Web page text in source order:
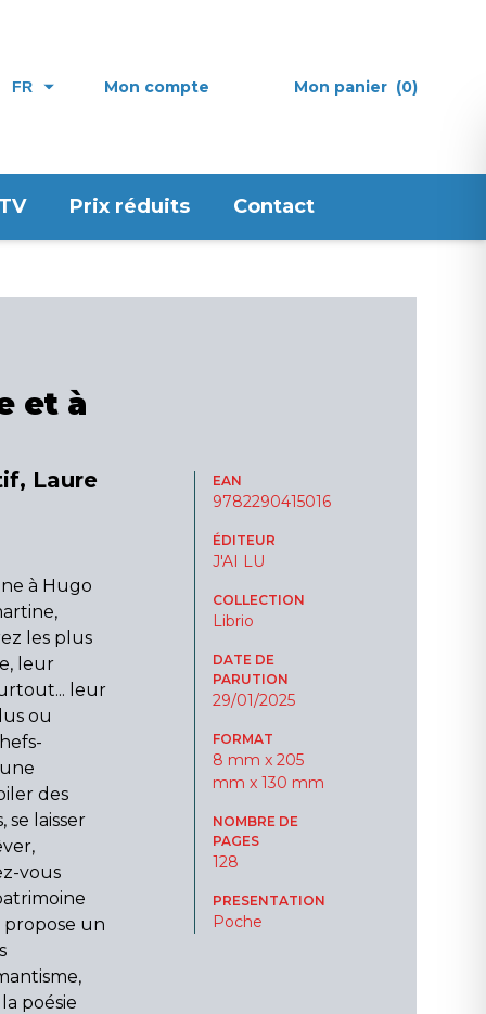
FR Mon compte Mon panier (0)
Prix réduits Contact
et à
Laure
à Hugo
les plus
leur
leur
ou
des
se laisser
vous
propose un
poésie
EAN
9782290415016
ÉDITEUR
J'AI LU
COLLECTION
Librio
DATE DE
PARUTION
29/01/2025
FORMAT
8 mm x 205
mm x 130 mm
NOMBRE DE
PAGES
128
PRESENTATION
Poche